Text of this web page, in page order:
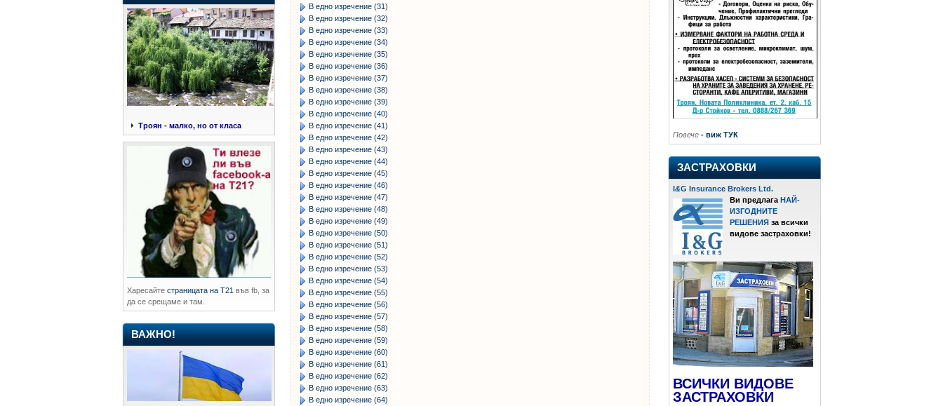
Троян - малко, но от класа
Харесайте страницата на Т21 във fb, за
да се срещаме и там.
ВАЖНО!
В едно изречение (31)
В едно изречение (32)
В едно изречение (33)
В едно изречение (34)
В едно изречение (35)
В едно изречение (36)
В едно изречение (37)
В едно изречение (38)
В едно изречение (39)
В едно изречение (40)
В едно изречение (41)
В едно изречение (42)
В едно изречение (43)
В едно изречение (44)
В едно изречение (45)
В едно изречение (46)
В едно изречение (47)
В едно изречение (48)
В едно изречение (49)
В едно изречение (50)
В едно изречение (51)
В едно изречение (52)
В едно изречение (53)
В едно изречение (54)
В едно изречение (55)
В едно изречение (56)
В едно изречение (57)
В едно изречение (58)
В едно изречение (59)
В едно изречение (60)
В едно изречение (61)
В едно изречение (62)
В едно изречение (63)
В едно изречение (64)
Повече - виж ТУК
ЗАСТРАХОВКИ
I&G Insurance Brokers Ltd.
Ви предлага НАЙ-
ИЗГОДНИТЕ
РЕШЕНИЯ за всички
видове застраховки!
ВСИЧКИ ВИДОВЕ
ЗАСТРАХОВКИ